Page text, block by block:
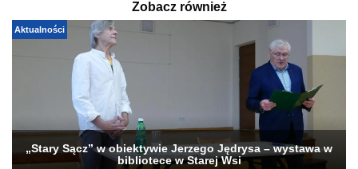
Zobacz również
Aktualności
„Stary Sącz” w obiektywie Jerzego Jędrysa – wystawa w
bibliotece w Starej Wsi